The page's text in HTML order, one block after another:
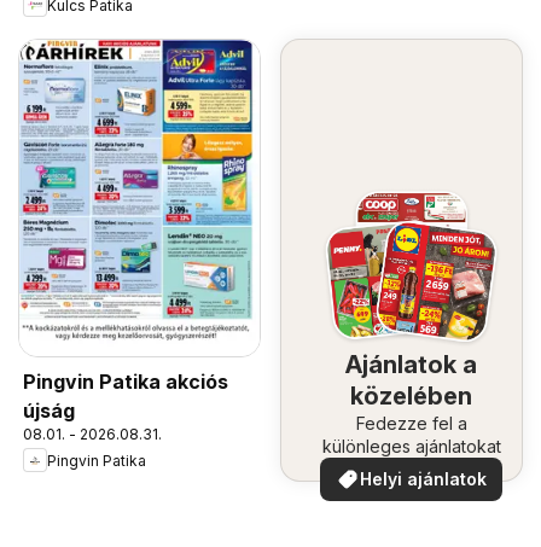
Kulcs Patika
Pingvin Patika akciós
újság
08.01. - 2026.08.31.
Pingvin Patika
Ajánlatok a
közelében
Fedezze fel a
különleges ajánlatokat
Helyi ajánlatok